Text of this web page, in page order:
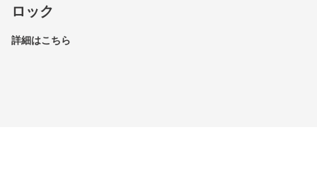
ロック
詳細はこちら